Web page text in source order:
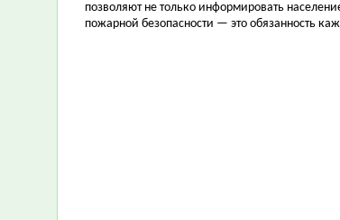
позволяют не только информировать
пожарной безопасности — это обязанность